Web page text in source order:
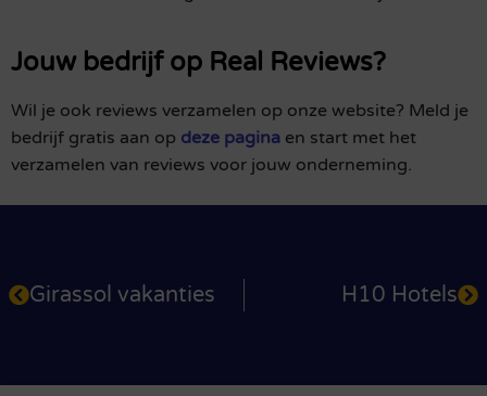
Jouw bedrijf op Real Reviews?
Wil je ook reviews verzamelen op onze website? Meld je
bedrijf gratis aan op deze pagina en start met het
verzamelen van reviews voor jouw onderneming.
Girassol vakanties H10 Hotels